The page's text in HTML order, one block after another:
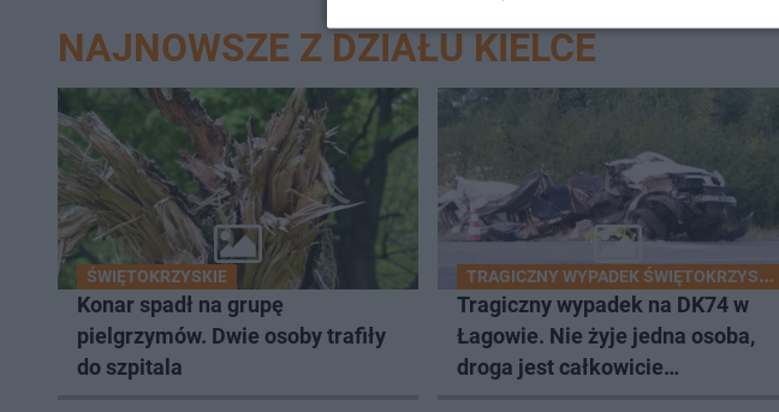
NAJNOWSZE Z DZIAŁU KIELCE
ŚWIĘTOKRZYSKIE
Konar spadł na grupę
pielgrzymów. Dwie osoby trafiły
do szpitala
TRAGICZNY WYPADEK ŚWIĘTOKRZYSKIE
Tragiczny wypadek na DK74 w
Łagowie. Nie żyje jedna osoba,
droga jest całkowicie